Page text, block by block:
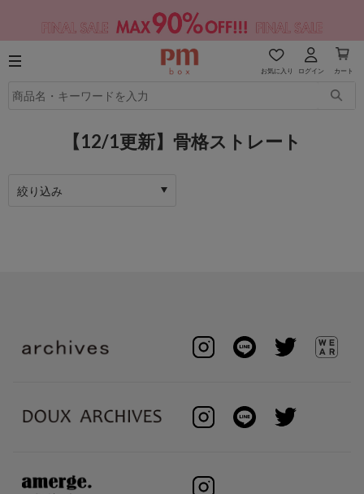
お気に入り ログイン カート
【12/1更新】骨格ストレート
絞り込み